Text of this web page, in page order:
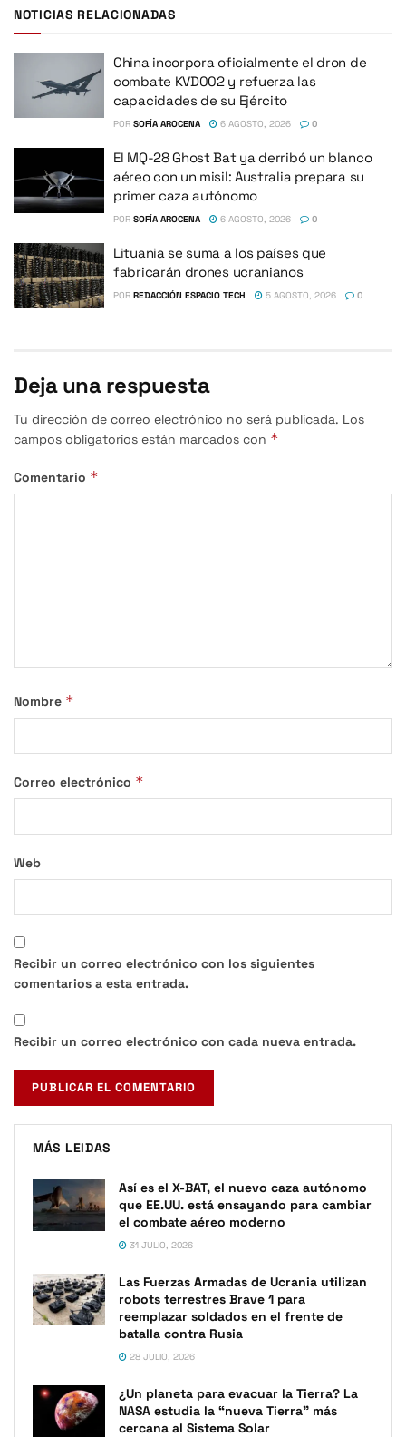
NOTICIAS RELACIONADAS
China incorpora oficialmente el dron de
combate KVD002 y refuerza las
capacidades de su Ejército
POR SOFÍA AROCENA 6 AGOSTO, 2026 0
El MQ-28 Ghost Bat ya derribó un blanco
aéreo con un misil: Australia prepara su
primer caza autónomo
POR SOFÍA AROCENA 6 AGOSTO, 2026 0
Lituania se suma a los países que
fabricarán drones ucranianos
POR REDACCIÓN ESPACIO TECH 5 AGOSTO, 2026 0
Deja una respuesta
Tu dirección de correo electrónico no será publicada. Los
campos obligatorios están marcados con *
Comentario *
Nombre *
Correo electrónico *
Web
Recibir un correo electrónico con los siguientes
comentarios a esta entrada.
Recibir un correo electrónico con cada nueva entrada.
MÁS LEIDAS
Así es el X-BAT, el nuevo caza autónomo
que EE.UU. está ensayando para cambiar
el combate aéreo moderno
31 JULIO, 2026
Las Fuerzas Armadas de Ucrania utilizan
robots terrestres Brave 1 para
reemplazar soldados en el frente de
batalla contra Rusia
28 JULIO, 2026
¿Un planeta para evacuar la Tierra? La
NASA estudia la “nueva Tierra” más
cercana al Sistema Solar